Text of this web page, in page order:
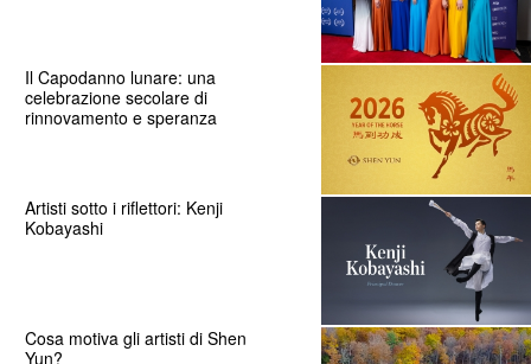
Il Capodanno lunare: una
celebrazione secolare di
rinnovamento e speranza
Artisti sotto i riflettori: Kenji
Kobayashi
Cosa motiva gli artisti di Shen
Yun?